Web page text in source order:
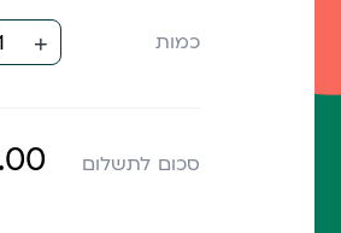
כמות +
סכום לתשלום